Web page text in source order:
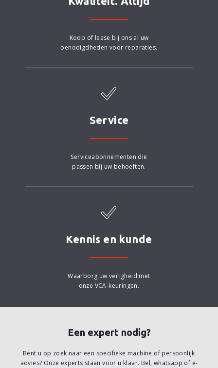
Koop of lease bij ons al uw
benodigdheden voor reparaties.
Service
Serviceabonnementen die
passen bij uw behoeften.
Kennis en kunde
Waarborg uw veiligheid met
onze VCA-keuringen.
Een expert nodig?
Bent u op zoek naar een specifieke machine of persoonlijk
advies? Onze experts staan voor u klaar. Bel, whatsapp of e-